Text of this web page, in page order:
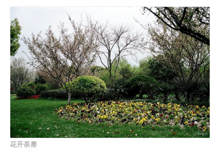
花开荼蘼